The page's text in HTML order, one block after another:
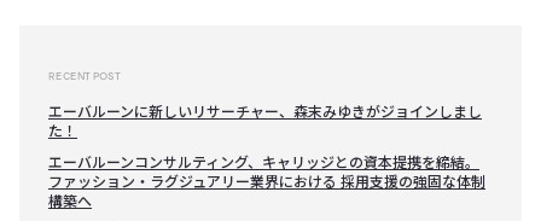
RECENT POST
エーバルーンに新しいリサーチャー、森末みゆきがジョインしまし
た！
エーバルーンコンサルティング、キャリッジとの資本提携を締結。
ファッション・ラグジュアリー業界における 採用支援の強固な体制
構築へ